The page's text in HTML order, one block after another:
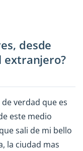
desde
extranjero?
verdad que es
este medio
sali de mi bello
la ciudad mas